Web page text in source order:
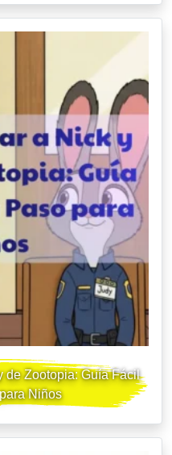
de Zootopia: Guía Fácil
Niños